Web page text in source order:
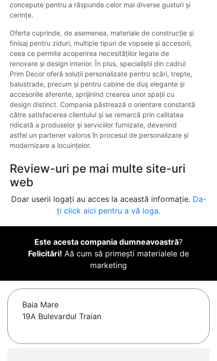
concepute pentru a răspunde celor mai diverse gusturi și
cerințe.
Oferta cuprinde, de asemenea, materiale de construcție și
finisaj pentru ziduri, multiple tipuri de vopsele și accesorii,
ceea ce permite acoperirea necesităților legate de
renovare și design interior. În plus, specialiștii din cadrul
Prim Decor oferă soluții personalizate pentru scări, trepte,
balustrade, precum și pentru cabine de duș elegante și
accesoriile aferente, sprijinind crearea unor spații cu
design distinct. Compania păstrează o orientare constantă
către satisfacerea clientului și se remarcă prin calitatea
ridicată a produselor și serviciilor furnizate, devenind
astfel un partener valoros în procesul de personalizare și
modernizare a locuințelor.
Review-uri pe mai multe site-uri
web
Doar userii logați au acces la această informație. Da-
ți click aici pentru a vă loga.
Este acesta compania dumneavoastră?
Felicitări! Aă cum să primești materialele de
marketing
Baia Mare
19A Bulevardul Traian